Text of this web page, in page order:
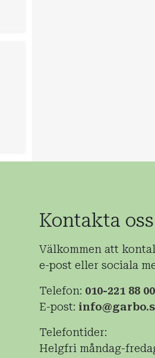
Kontakta oss
Välkommen att
e-post eller sociala
Telefon: 010-221 88 00
E-post:
Telefontider:
Helgfri måndag-